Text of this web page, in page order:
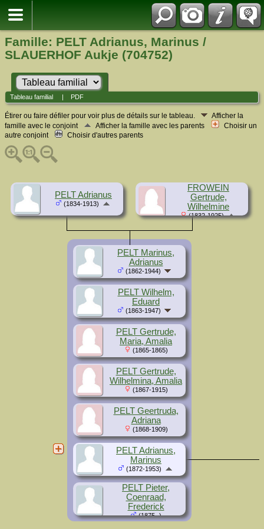
Famille: PELT Adrianus, Marinus /
SLAUERHOF Aukje (704752)
Tableau familial PDF
Étirer ou faire défiler pour voir plus de détails sur le tableau.
Afficher la
famille avec le conjoint
Afficher la famille avec les parents
Choisir un
autre conjoint
Choisir d'autres parents
PELT Adrianus
(1834-1913)
FROWEIN
Gertrude,
Wilhelmine
(1832-1925)
PELT Marinus,
Adrianus
(1862-1944)
PELT Wilhelm,
Eduard
(1863-1947)
PELT Gertrude,
Maria, Amalia
(1865-1865)
PELT Gertrude,
Wilhelmina, Amalia
(1867-1915)
PELT Geertruda,
Adriana
(1868-1909)
PELT Pieter,
Coenraad,
Frederick
(1875- )
PELT Adrianus,
Marinus
(1872-1953)